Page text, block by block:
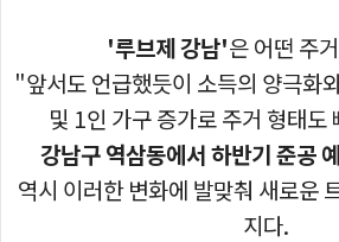
'루브제 강남'은 어떤 주
"앞서도 언급했듯이 소득의 양극화
및 1인 가구 증가로 주거 형태도
강남구 역삼동에서 하반기 준공
역시 이러한 변화에 발맞춰 새로운
지다.